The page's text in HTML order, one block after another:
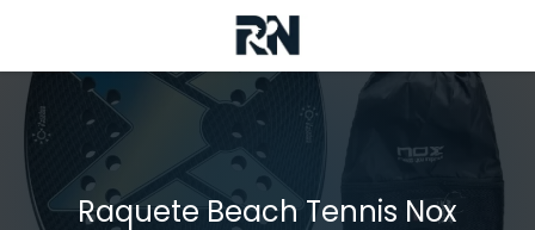
Raquete Beach Tennis Nox